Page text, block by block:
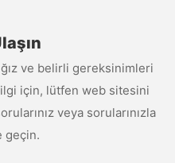
ve belirli gereksinimleri
için, lütfen web sitesini
veya sorularınızla
geçin.